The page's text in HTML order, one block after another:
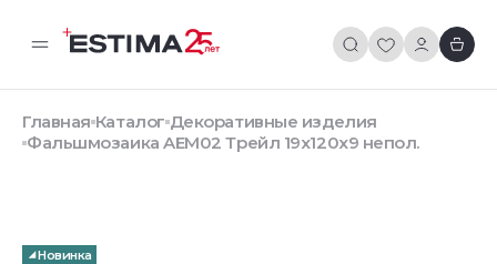
Главная Каталог Декоративные изделия
Фальшмозаика AEM02 Трейл 19x120x9 непол.
Новинка